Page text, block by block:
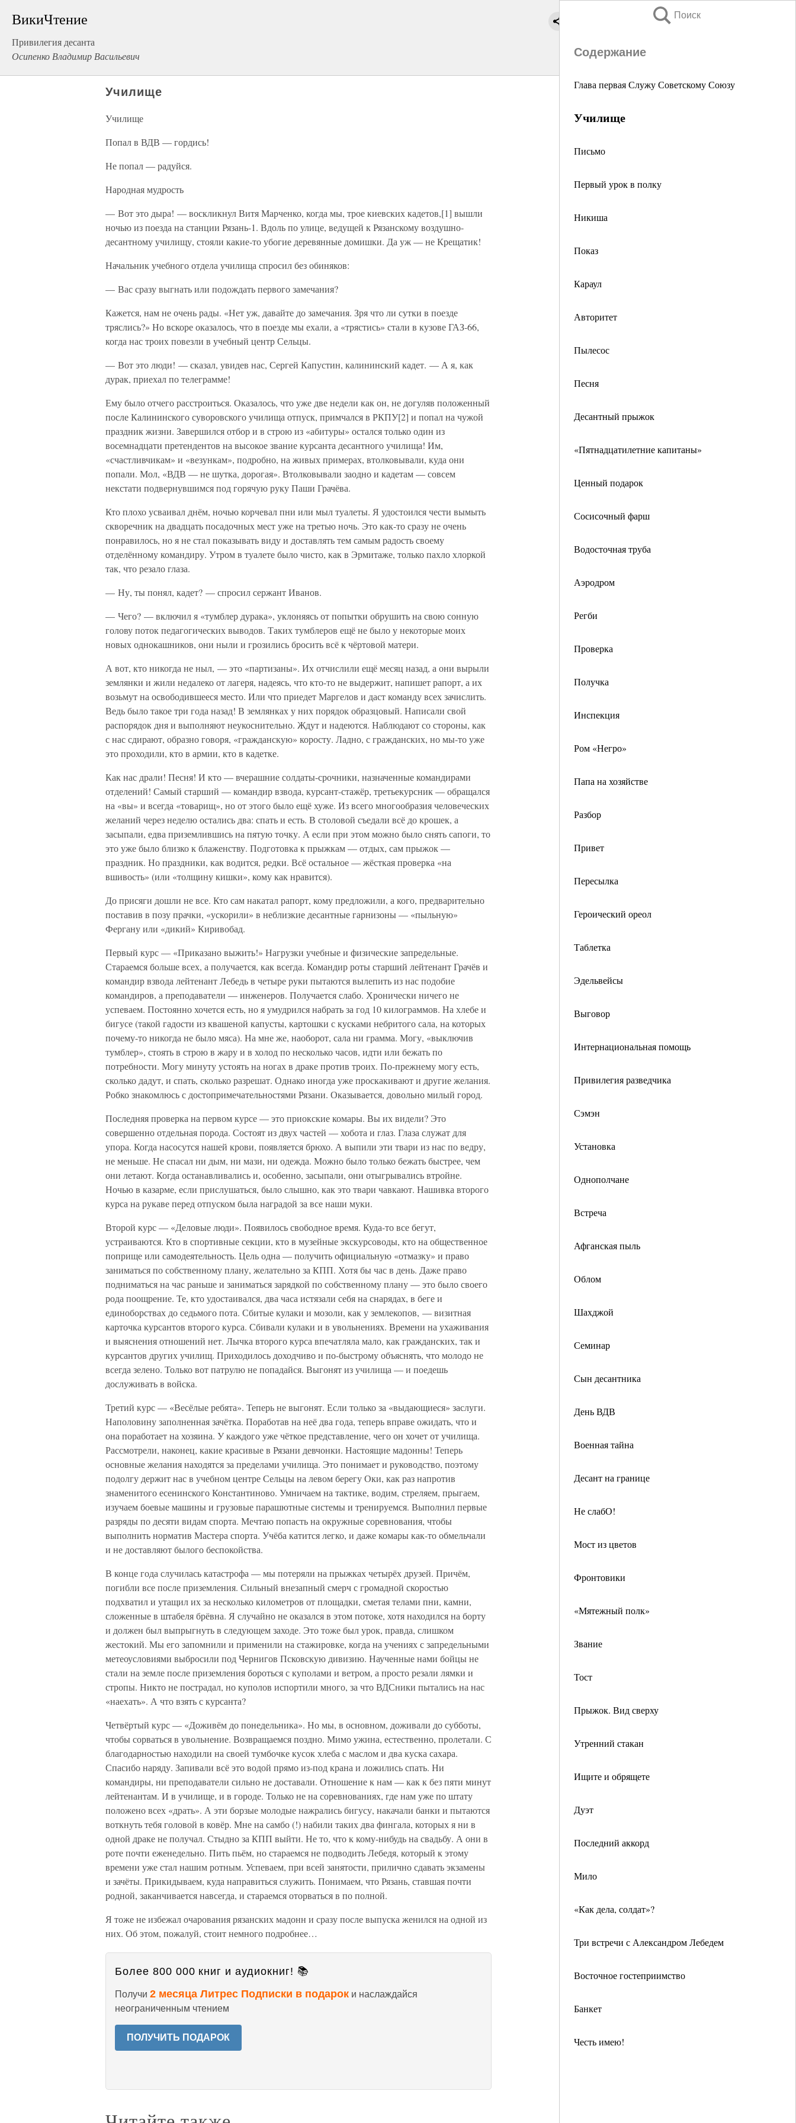
ВикиЧтение
Привилегия десанта
Осипенко Владимир Васильевич
Поиск
Содержание
Глава первая Служу Советскому Союзу
Училище
Письмо
Первый урок в полку
Никиша
Показ
Караул
Авторитет
Пылесос
Песня
Десантный прыжок
«Пятнадцатилетние капитаны»
Ценный подарок
Сосисочный фарш
Водосточная труба
Аэродром
Регби
Проверка
Получка
Инспекция
Ром «Негро»
Папа на хозяйстве
Разбор
Привет
Пересылка
Героический ореол
Таблетка
Эдельвейсы
Выговор
Интернациональная помощь
Привилегия разведчика
Сэмэн
Установка
Однополчане
Встреча
Афганская пыль
Облом
Шахджой
Семинар
Сын десантника
День ВДВ
Военная тайна
Десант на границе
Не слабО!
Мост из цветов
Фронтовики
«Мятежный полк»
Звание
Тост
Прыжок. Вид сверху
Утренний стакан
Ищите и обрящете
Дуэт
Последний аккорд
Мило
«Как дела, солдат»?
Три встречи с Александром Лебедем
Восточное гостеприимство
Банкет
Честь имею!
Училище
Училище
Попал в ВДВ — гордись!
Не попал — радуйся.
Народная мудрость
— Вот это дыра! — воскликнул Витя Марченко, когда мы, трое киевских кадетов,[1] вышли
ночью из поезда на станции Рязань-1. Вдоль по улице, ведущей к Рязанскому воздушно-
десантному училищу, стояли какие-то убогие деревянные домишки. Да уж — не Крещатик!
Начальник учебного отдела училища спросил без обиняков:
— Вас сразу выгнать или подождать первого замечания?
Кажется, нам не очень рады. «Нет уж, давайте до замечания. Зря что ли сутки в поезде
тряслись?» Но вскоре оказалось, что в поезде мы ехали, а «трястись» стали в кузове ГАЗ-66,
когда нас троих повезли в учебный центр Сельцы.
— Вот это люди! — сказал, увидев нас, Сергей Капустин, калининский кадет. — А я, как
дурак, приехал по телеграмме!
Ему было отчего расстроиться. Оказалось, что уже две недели как он, не догуляв положенный
после Калининского суворовского училища отпуск, примчался в РКПУ[2] и попал на чужой
праздник жизни. Завершился отбор и в строю из «абитуры» остался только один из
восемнадцати претендентов на высокое звание курсанта десантного училища! Им,
«счастливчикам» и «везункам», подробно, на живых примерах, втолковывали, куда они
попали. Мол, «ВДВ — не шутка, дорогая». Втолковывали заодно и кадетам — совсем
некстати подвернувшимся под горячую руку Паши Грачёва.
Кто плохо усваивал днём, ночью корчевал пни или мыл туалеты. Я удостоился чести вымыть
скворечник на двадцать посадочных мест уже на третью ночь. Это как-то сразу не очень
понравилось, но я не стал показывать виду и доставлять тем самым радость своему
отделённому командиру. Утром в туалете было чисто, как в Эрмитаже, только пахло хлоркой
так, что резало глаза.
— Ну, ты понял, кадет? — спросил сержант Иванов.
— Чего? — включил я «тумблер дурака», уклоняясь от попытки обрушить на свою сонную
голову поток педагогических выводов. Таких тумблеров ещё не было у некоторые моих
новых однокашников, они ныли и грозились бросить всё к чёртовой матери.
А вот, кто никогда не ныл, — это «партизаны». Их отчислили ещё месяц назад, а они вырыли
землянки и жили недалеко от лагеря, надеясь, что кто-то не выдержит, напишет рапорт, а их
возьмут на освободившееся место. Или что приедет Маргелов и даст команду всех зачислить.
Ведь было такое три года назад! В землянках у них порядок образцовый. Написали свой
распорядок дня и выполняют неукоснительно. Ждут и надеются. Наблюдают со стороны, как
с нас сдирают, образно говоря, «гражданскую» коросту. Ладно, с гражданских, но мы-то уже
это проходили, кто в армии, кто в кадетке.
Как нас драли! Песня! И кто — вчерашние солдаты-срочники, назначенные командирами
отделений! Самый старший — командир взвода, курсант-стажёр, третьекурсник — обращался
на «вы» и всегда «товарищ», но от этого было ещё хуже. Из всего многообразия человеческих
желаний через неделю остались два: спать и есть. В столовой съедали всё до крошек, а
засыпали, едва приземлившись на пятую точку. А если при этом можно было снять сапоги, то
это уже было близко к блаженству. Подготовка к прыжкам — отдых, сам прыжок —
праздник. Но праздники, как водится, редки. Всё остальное — жёсткая проверка «на
вшивость» (или «толщину кишки», кому как нравится).
До присяги дошли не все. Кто сам накатал рапорт, кому предложили, а кого, предварительно
поставив в позу прачки, «ускорили» в неблизкие десантные гарнизоны — «пыльную»
Фергану или «дикий» Киривобад.
Первый курс — «Приказано выжить!» Нагрузки учебные и физические запредельные.
Стараемся больше всех, а получается, как всегда. Командир роты старший лейтенант Грачёв и
командир взвода лейтенант Лебедь в четыре руки пытаются вылепить из нас подобие
командиров, а преподаватели — инженеров. Получается слабо. Хронически ничего не
успеваем. Постоянно хочется есть, но я умудрился набрать за год 10 килограммов. На хлебе и
бигусе (такой гадости из квашеной капусты, картошки с кусками небритого сала, на которых
почему-то никогда не было мяса). На мне же, наоборот, сала ни грамма. Могу, «выключив
тумблер», стоять в строю в жару и в холод по несколько часов, идти или бежать по
потребности. Могу минуту устоять на ногах в драке против троих. По-прежнему могу есть,
сколько дадут, и спать, сколько разрешат. Однако иногда уже проскакивают и другие желания.
Робко знакомлюсь с достопримечательностями Рязани. Оказывается, довольно милый город.
Последняя проверка на первом курсе — это приокские комары. Вы их видели? Это
совершенно отдельная порода. Состоят из двух частей — хобота и глаз. Глаза служат для
упора. Когда насосутся нашей крови, появляется брюхо. А выпили эти твари из нас по ведру,
не меньше. Не спасал ни дым, ни мази, ни одежда. Можно было только бежать быстрее, чем
они летают. Когда останавливались и, особенно, засыпали, они отыгрывались втройне.
Ночью в казарме, если прислушаться, было слышно, как это твари чавкают. Нашивка второго
курса на рукаве перед отпуском была наградой за все наши муки.
Второй курс — «Деловые люди». Появилось свободное время. Куда-то все бегут,
устраиваются. Кто в спортивные секции, кто в музейные экскурсоводы, кто на общественное
поприще или самодеятельность. Цель одна — получить официальную «отмазку» и право
заниматься по собственному плану, желательно за КПП. Хотя бы час в день. Даже право
подниматься на час раньше и заниматься зарядкой по собственному плану — это было своего
рода поощрение. Те, кто удостаивался, два часа истязали себя на снарядах, в беге и
единоборствах до седьмого пота. Сбитые кулаки и мозоли, как у землекопов, — визитная
карточка курсантов второго курса. Сбивали кулаки и в увольнениях. Времени на ухаживания
и выяснения отношений нет. Лычка второго курса впечатляла мало, как гражданских, так и
курсантов других училищ. Приходилось доходчиво и по-быстрому объяснять, что молодо не
всегда зелено. Только вот патрулю не попадайся. Выгонят из училища — и поедешь
дослуживать в войска.
Третий курс — «Весёлые ребята». Теперь не выгонят. Если только за «выдающиеся» заслуги.
Наполовину заполненная зачётка. Поработав на неё два года, теперь вправе ожидать, что и
она поработает на хозяина. У каждого уже чёткое представление, чего он хочет от училища.
Рассмотрели, наконец, какие красивые в Рязани девчонки. Настоящие мадонны! Теперь
основные желания находятся за пределами училища. Это понимает и руководство, поэтому
подолгу держит нас в учебном центре Сельцы на левом берегу Оки, как раз напротив
знаменитого есенинского Константиново. Умничаем на тактике, водим, стреляем, прыгаем,
изучаем боевые машины и грузовые парашютные системы и тренируемся. Выполнил первые
разряды по десяти видам спорта. Мечтаю попасть на окружные соревнования, чтобы
выполнить норматив Мастера спорта. Учёба катится легко, и даже комары как-то обмельчали
и не доставляют былого беспокойства.
В конце года случилась катастрофа — мы потеряли на прыжках четырёх друзей. Причём,
погибли все после приземления. Сильный внезапный смерч с громадной скоростью
подхватил и утащил их за несколько километров от площадки, сметая телами пни, камни,
сложенные в штабеля брёвна. Я случайно не оказался в этом потоке, хотя находился на борту
и должен был выпрыгнуть в следующем заходе. Это тоже был урок, правда, слишком
жестокий. Мы его запомнили и применили на стажировке, когда на учениях с запредельными
метеоусловиями выбросили под Чернигов Псковскую дивизию. Наученные нами бойцы не
стали на земле после приземления бороться с куполами и ветром, а просто резали лямки и
стропы. Никто не пострадал, но куполов испортили много, за что ВДСники пытались на нас
«наехать». А что взять с курсанта?
Четвёртый курс — «Доживём до понедельника». Но мы, в основном, доживали до субботы,
чтобы сорваться в увольнение. Возвращаемся поздно. Мимо ужина, естественно, пролетали. С
благодарностью находили на своей тумбочке кусок хлеба с маслом и два куска сахара.
Спасибо наряду. Запивали всё это водой прямо из-под крана и ложились спать. Ни
командиры, ни преподаватели сильно не доставали. Отношение к нам — как к без пяти минут
лейтенантам. И в училище, и в городе. Только не на соревнованиях, где нам уже по штату
положено всех «драть». А эти борзые молодые нажрались бигусу, накачали банки и пытаются
воткнуть тебя головой в ковёр. Мне на самбо (!) набили таких два фингала, которых я ни в
одной драке не получал. Стыдно за КПП выйти. Не то, что к кому-нибудь на свадьбу. А они в
роте почти еженедельно. Пить пьём, но стараемся не подводить Лебедя, который к этому
времени уже стал нашим ротным. Успеваем, при всей занятости, прилично сдавать экзамены
и зачёты. Прикидываем, куда направиться служить. Понимаем, что Рязань, ставшая почти
родной, заканчивается навсегда, и стараемся оторваться в по полной.
Я тоже не избежал очарования рязанских мадонн и сразу после выпуска женился на одной из
них. Об этом, пожалуй, стоит немного подробнее…
Более 800 000 книг и аудиокниг! 📚
Получи 2 месяца Литрес Подписки в подарок и наслаждайся
неограниченным чтением
ПОЛУЧИТЬ ПОДАРОК